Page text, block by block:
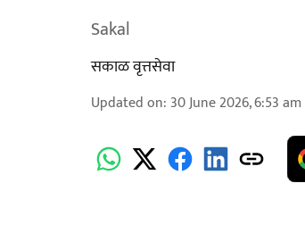
Sakal
सकाळ वृत्तसेवा
Updated on: 30 June 2026, 6:53 am